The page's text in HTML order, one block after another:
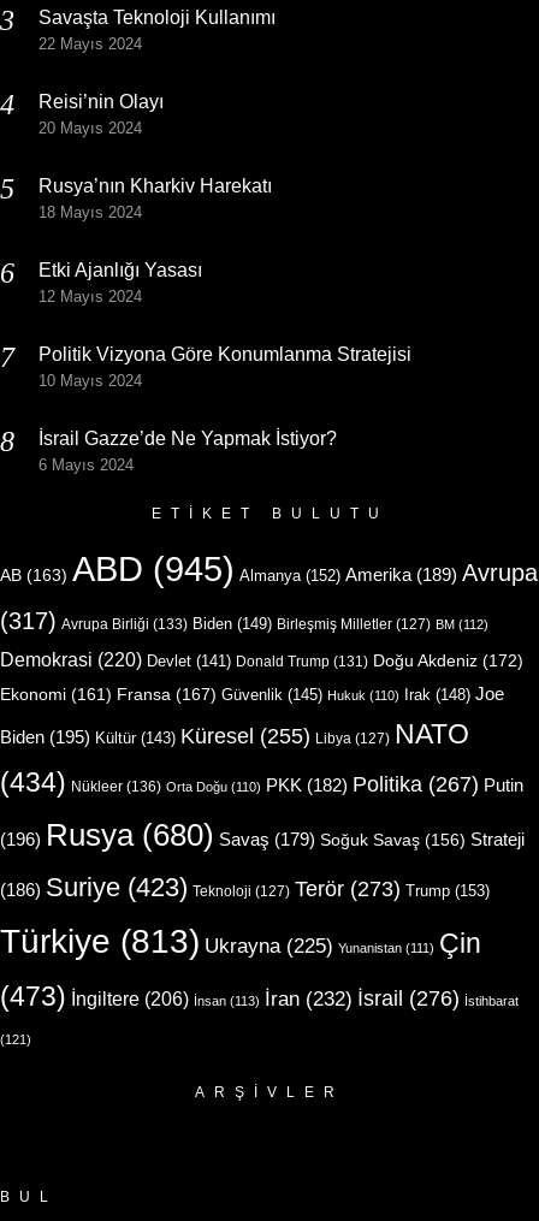
Savaşta Teknoloji Kullanımı
22 Mayıs 2024
Reisi’nin Olayı
20 Mayıs 2024
Rusya’nın Kharkiv Harekatı
18 Mayıs 2024
Etki Ajanlığı Yasası
12 Mayıs 2024
Politik Vizyona Göre Konumlanma Stratejisi
10 Mayıs 2024
İsrail Gazze’de Ne Yapmak İstiyor?
6 Mayıs 2024
ETIKET BULUTU
AB (163) ABD (945) Almanya (152) Amerika (189) Avrupa
(317) Avrupa Birliği (133) Biden (149) Birleşmiş Milletler (127) BM (112)
Demokrasi (220) Devlet (141) Donald Trump (131) Doğu Akdeniz (172)
Ekonomi (161) Fransa (167) Güvenlik (145) Hukuk (110) Irak (148) Joe
Biden (195) Kültür(143) Küresel (255) Libya (127) NATO
(434) Nükleer (136) Orta Doğu (110) PKK (182) Politika (267) Putin
(196) Rusya(680) Savaş (179) Soğuk Savaş (156) Strateji
(186) Suriye (423) Teknoloji (127) Terör (273) Trump (153)
Türkiye (813) Ukrayna (225) Yunanistan (111) Çin
(473) İngiltere (206) İnsan (113) İran (232) İsrail (276) İstihbarat
(121)
ARŞIVLER
BUL